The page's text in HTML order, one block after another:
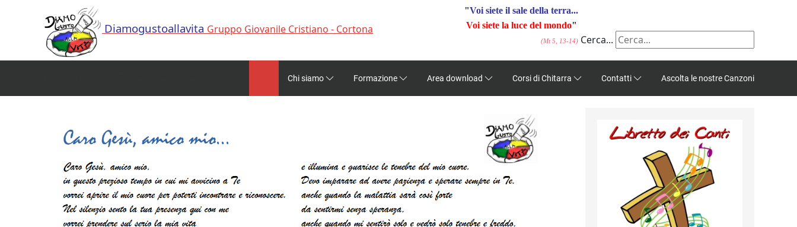
Diamogustoallavita Gruppo Giovanile Cristiano - Cortona
"Voi siete il sale della terra...
Voi siete la luce del mondo"
(Mt 5, 13-14) Cerca...
DiamoGustoallaVita - Gruppo Giovanile Cristiano di Volontariato - Cortona
Chi siamo Formazione Area download Corsi di Chitarra Contatti Ascolta le nostre Canzoni